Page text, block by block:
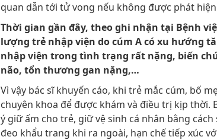
quan dẫn tới tử vong nếu không được phát
Thời gian gần đây, theo ghi nhận tại Bệnh
lượng trẻ nhập viện do cúm A có xu hướng
nhập viện trong tình trạng rất nặng, biến
não, tổn thương gan nặng,…
Vì vậy bác sĩ khuyến cáo, khi trẻ mắc cúm, bố
chuyên khoa để được khám và điều trị kịp thời.
ý giữ ấm cho trẻ, giữ vệ sinh cá nhân bằng
đeo khẩu trang khi ra ngoài, hạn chế tiếp xúc